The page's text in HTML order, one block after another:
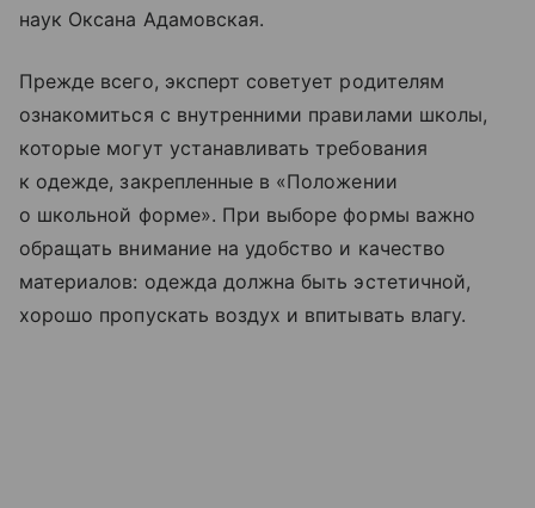
наук Оксана Адамовская.
Прежде всего, эксперт советует родителям
ознакомиться с внутренними правилами школы,
которые могут устанавливать требования
к одежде, закрепленные в «Положении
о школьной форме». При выборе формы важно
обращать внимание на удобство и качество
материалов: одежда должна быть эстетичной,
хорошо пропускать воздух и впитывать влагу.